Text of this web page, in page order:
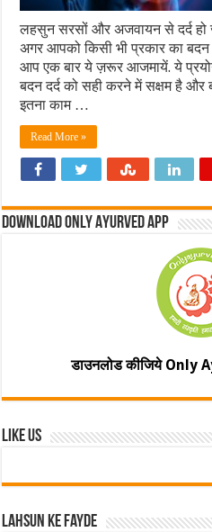
लहसुन सरसों और अजवायन से दर्द
अगर आपको किसी भी प्रकार का बदन
आप एक बार ये ज़रूर आजमायें. ये
बदन दर्द को सही करने में सक्षम है और
इतना काम …
Read More »
Download Only Ayurved App
डाउनलोड कीजिये Only
Like Us
Lahsun ke fayde